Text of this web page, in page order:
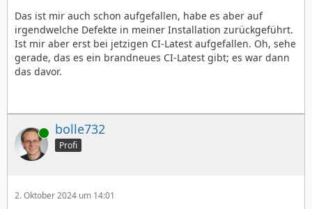
Das ist mir auch schon aufgefallen, habe es aber auf
irgendwelche Defekte in meiner Installation zurückgeführt.
Ist mir aber erst bei jetzigen CI-Latest aufgefallen. Oh, sehe
gerade, das es ein brandneues CI-Latest gibt; es war dann
das davor.
Online bolle732
Profi
2. Oktober 2024 um 14:01